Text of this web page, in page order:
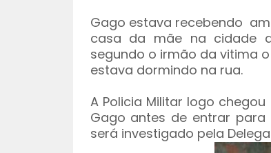
Gago estava recebendo
casa da mãe na cidade
segundo o irmão da vitima
estava dormindo na rua.
A Policia Militar logo
Gago antes de entrar
será investigado pela